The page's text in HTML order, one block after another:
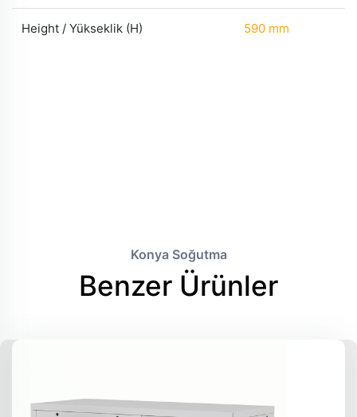
Height / Yükseklik (H) 590 mm
Konya Soğutma
Benzer Ürünler